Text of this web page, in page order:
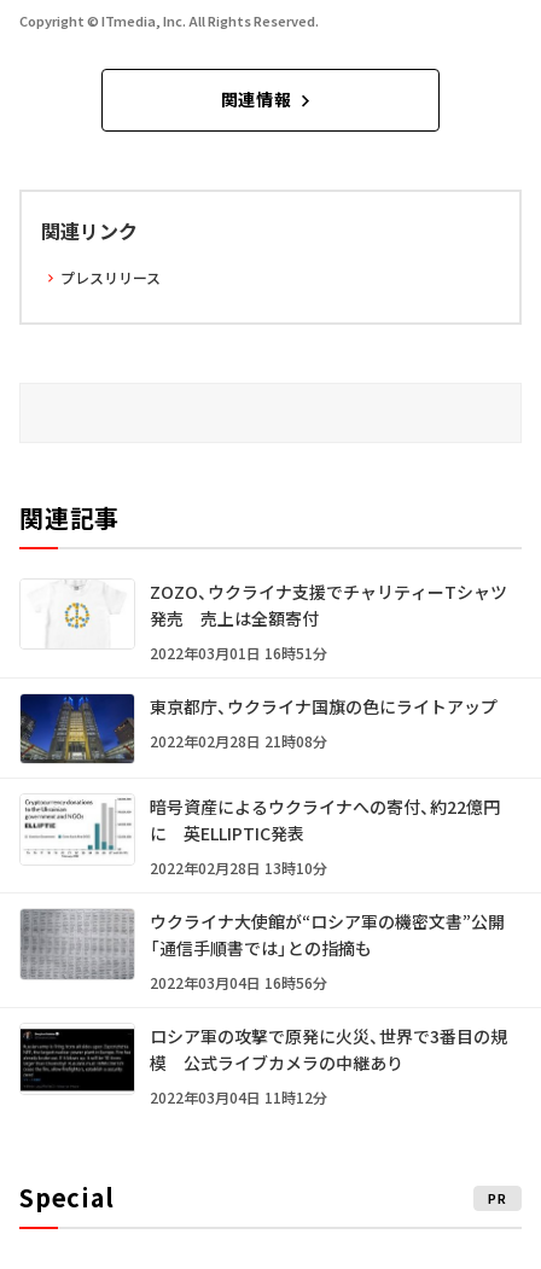
Copyright © ITmedia, Inc. All Rights Reserved.
関連情報
関連リンク
プレスリリース
関連記事
ZOZO、ウクライナ支援でチャリティーTシャツ
発売 売上は全額寄付
2022年03月01日 16時51分
東京都庁、ウクライナ国旗の色にライトアップ
2022年02月28日 21時08分
暗号資産によるウクライナへの寄付、約22億円
に 英ELLIPTIC発表
2022年02月28日 13時10分
ウクライナ大使館が“ロシア軍の機密文書”公開
「通信手順書では」との指摘も
2022年03月04日 16時56分
ロシア軍の攻撃で原発に火災、世界で3番目の規
模 公式ライブカメラの中継あり
2022年03月04日 11時12分
Special PR